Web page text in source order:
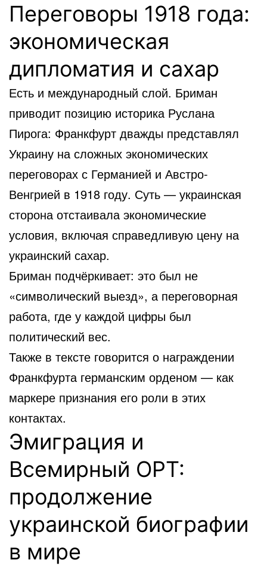
Переговоры 1918 года:
экономическая
дипломатия и сахар
Есть и международный слой. Бриман
приводит позицию историка Руслана
Пирога: Франкфурт дважды представлял
Украину на сложных экономических
переговорах с Германией и Австро-
Венгрией в 1918 году. Суть — украинская
сторона отстаивала экономические
условия, включая справедливую цену на
украинский сахар.
Бриман подчёркивает: это был не
«символический выезд», а переговорная
работа, где у каждой цифры был
политический вес.
Также в тексте говорится о награждении
Франкфурта германским орденом — как
маркере признания его роли в этих
контактах.
Эмиграция и
Всемирный ОРТ:
продолжение
украинской биографии
в мире